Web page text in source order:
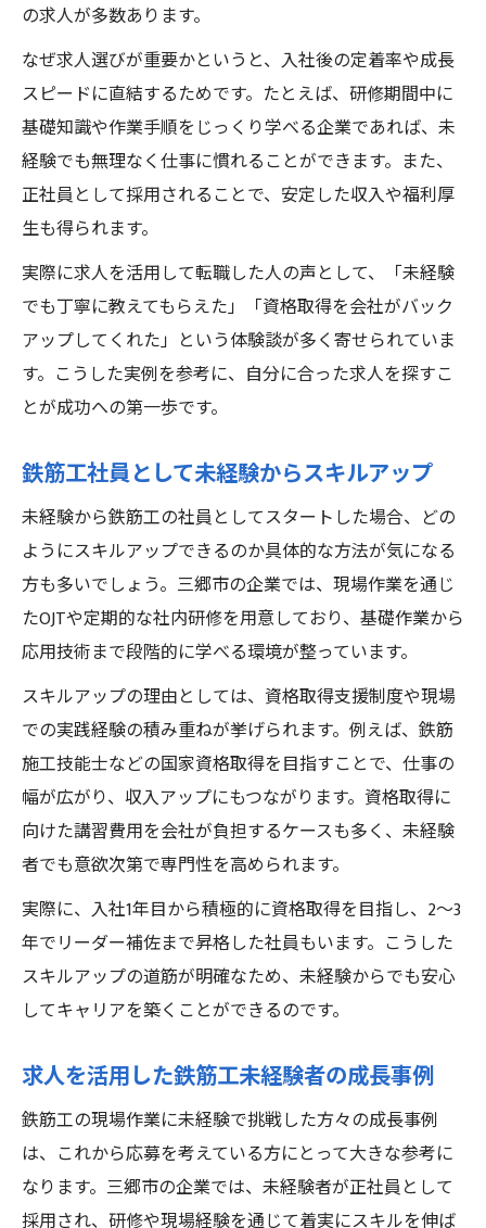
の求人が多数あります。
なぜ求人選びが重要かというと、入社後の定着率や成長
スピードに直結するためです。たとえば、研修期間中に
基礎知識や作業手順をじっくり学べる企業であれば、未
経験でも無理なく仕事に慣れることができます。また、
正社員として採用されることで、安定した収入や福利厚
生も得られます。
実際に求人を活用して転職した人の声として、「未経験
でも丁寧に教えてもらえた」「資格取得を会社がバック
アップしてくれた」という体験談が多く寄せられていま
す。こうした実例を参考に、自分に合った求人を探すこ
とが成功への第一歩です。
鉄筋工社員として未経験からスキルアップ
未経験から鉄筋工の社員としてスタートした場合、どの
ようにスキルアップできるのか具体的な方法が気になる
方も多いでしょう。三郷市の企業では、現場作業を通じ
たOJTや定期的な社内研修を用意しており、基礎作業から
応用技術まで段階的に学べる環境が整っています。
スキルアップの理由としては、資格取得支援制度や現場
での実践経験の積み重ねが挙げられます。例えば、鉄筋
施工技能士などの国家資格取得を目指すことで、仕事の
幅が広がり、収入アップにもつながります。資格取得に
向けた講習費用を会社が負担するケースも多く、未経験
者でも意欲次第で専門性を高められます。
実際に、入社1年目から積極的に資格取得を目指し、2～3
年でリーダー補佐まで昇格した社員もいます。こうした
スキルアップの道筋が明確なため、未経験からでも安心
してキャリアを築くことができるのです。
求人を活用した鉄筋工未経験者の成長事例
鉄筋工の現場作業に未経験で挑戦した方々の成長事例
は、これから応募を考えている方にとって大きな参考に
なります。三郷市の企業では、未経験者が正社員として
採用され、研修や現場経験を通じて着実にスキルを伸ば